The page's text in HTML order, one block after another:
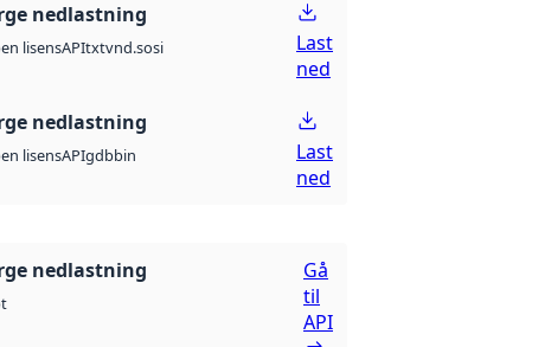
nedlastning
lisensAPItxtvnd.sosi
Last
ned
nedlastning
lisensAPIgdbbin
Last
ned
nedlastning
Gå
til
API